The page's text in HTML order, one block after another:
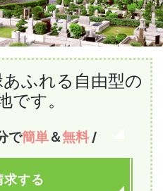
あふれる自由型の
です。
で簡単＆無料/
求する